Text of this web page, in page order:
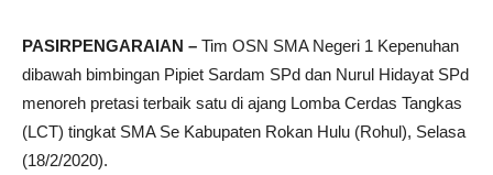
PASIRPENGARAIAN – Tim OSN SMA Negeri 1 Kepenuhan
dibawah bimbingan Pipiet Sardam SPd dan Nurul Hidayat SPd
menoreh pretasi terbaik satu di ajang Lomba Cerdas Tangkas
(LCT) tingkat SMA Se Kabupaten Rokan Hulu (Rohul), Selasa
(18/2/2020).